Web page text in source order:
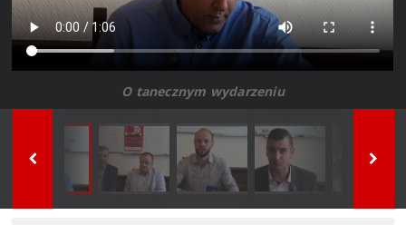
O tanecznym wydarzeniu